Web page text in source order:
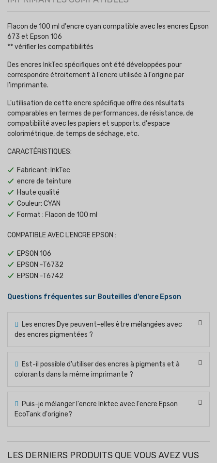
Flacon de 100 ml d'encre cyan compatible avec les encres Epson
673 et Epson 106
** vérifier les compatibilités
Des encres InkTec spécifiques ont été développées pour
correspondre étroitement à l'encre utilisée à l'origine par
l'imprimante.
L'utilisation de cette encre spécifique offre des résultats
comparables en termes de performances, de résistance, de
compatibilité avec les papiers et supports, d'espace
colorimétrique, de temps de séchage, etc.
CARACTÉRISTIQUES:
Fabricant: InkTec
encre de teinture
Haute qualité
Couleur: CYAN
Format : Flacon de 100 ml
COMPATIBLE AVEC L'ENCRE EPSON :
EPSON 106
EPSON -T6732
EPSON -T6742
Questions fréquentes sur Bouteilles d'encre Epson
Les encres Dye peuvent-elles être mélangées avec
des encres pigmentées ?
Est-il possible d'utiliser des encres à pigments et à
colorants dans la même imprimante ?
Puis-je mélanger l'encre Inktec avec l'encre Epson
EcoTank d'origine?
LES DERNIERS PRODUITS QUE VOUS AVEZ VUS